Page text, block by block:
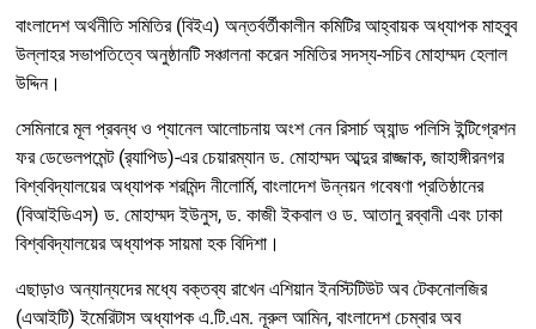
বাংলাদেশ অর্থনীতি সমিতির (বিইএ) অন্তর্বর্তীকালীন কমিটির আহ্বায়ক অধ্যাপক মাহবুব
উল্লাহর সভাপতিত্বে অনুষ্ঠানটি সঞ্চালনা করেন সমিতির সদস্য-সচিব মোহাম্মদ হেলাল
উদ্দিন।
সেমিনারে মূল প্রবন্ধ ও প্যানেল আলোচনায় অংশ নেন রিসার্চ অ্যান্ড পলিসি ইন্টিগ্রেশন
ফর ডেভেলপমেন্ট (র‍্যাপিড)-এর চেয়ারম্যান ড. মোহাম্মদ আব্দুর রাজ্জাক, জাহাঙ্গীরনগর
বিশ্ববিদ্যালয়ের অধ্যাপক শরমিন্দ নীলোর্মি, বাংলাদেশ উন্নয়ন গবেষণা প্রতিষ্ঠানের
(বিআইডিএস) ড. মোহাম্মদ ইউনুস, ড. কাজী ইকবাল ও ড. আতানু রব্বানী এবং ঢাকা
বিশ্ববিদ্যালয়ের অধ্যাপক সায়মা হক বিদিশা।
এছাড়াও অন্যান্যদের মধ্যে বক্তব্য রাখেন এশিয়ান ইনস্টিটিউট অব টেকনোলজির
(এআইটি) ইমেরিটাস অধ্যাপক এ.টি.এম. নূরুল আমিন, বাংলাদেশ চেম্বার অব